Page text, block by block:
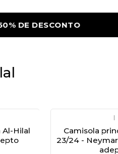
DE DESCONTO
Al-Hilal
|
Camisola
23/24 -